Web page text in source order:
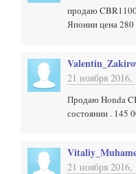
продаю
Японии цена 280
21 ноября 2016,
Продаю Honda
состоянии . 145
21 ноября 2016,